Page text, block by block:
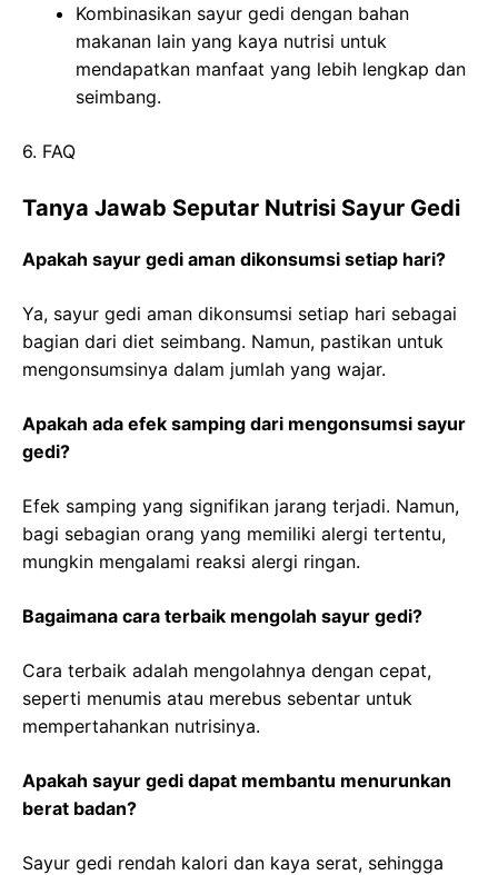
Kombinasikan sayur gedi dengan bahan
makanan lain yang kaya nutrisi untuk
mendapatkan manfaat yang lebih lengkap dan
seimbang.
6. FAQ
Tanya Jawab Seputar Nutrisi Sayur Gedi
Apakah sayur gedi aman dikonsumsi setiap hari?
Ya, sayur gedi aman dikonsumsi setiap hari sebagai
bagian dari diet seimbang. Namun, pastikan untuk
mengonsumsinya dalam jumlah yang wajar.
Apakah ada efek samping dari mengonsumsi sayur
gedi?
Efek samping yang signifikan jarang terjadi. Namun,
bagi sebagian orang yang memiliki alergi tertentu,
mungkin mengalami reaksi alergi ringan.
Bagaimana cara terbaik mengolah sayur gedi?
Cara terbaik adalah mengolahnya dengan cepat,
seperti menumis atau merebus sebentar untuk
mempertahankan nutrisinya.
Apakah sayur gedi dapat membantu menurunkan
berat badan?
Sayur gedi rendah kalori dan kaya serat, sehingga